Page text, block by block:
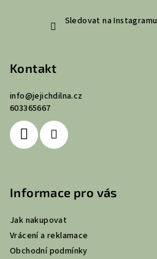
Sledovat na Instagramu
Kontakt
info@jejichdilna.cz
603365667
Informace pro vás
Jak nakupovat
Vrácení a reklamace
Obchodní podmínky